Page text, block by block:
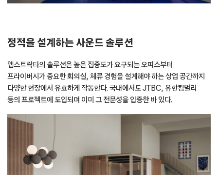
정적을 설계하는 사운드 솔루션
앱스트락타의 솔루션은 높은 집중도가 요구되는 오피스부터
프라이버시가 중요한 회의실, 체류 경험을 설계해야 하는 상업 공간까지
다양한 현장에서 유효하게 작동한다. 국내에서도 JTBC, 유한킴벌리
등의 프로젝트에 도입되며 이미 그 전문성을 입증한 바 있다.